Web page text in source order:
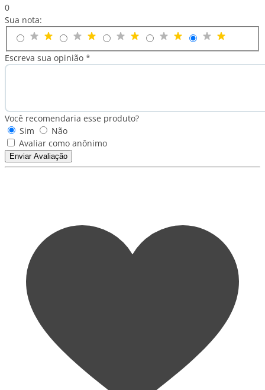
0
Sua nota:
Escreva sua opinião *
Você recomendaria esse produto?
Sim
Não
Avaliar como anônimo
Enviar Avaliação